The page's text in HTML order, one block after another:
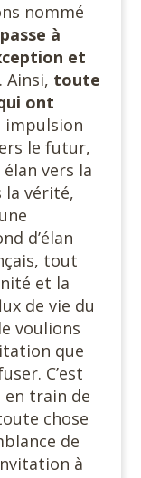
nommé
à
et
. Ainsi, toute
ont
le futur,
vers la
la vérité,
d’élan
tout
et la
de vie du
voulions
que
C’est
en train de
chose
de
à